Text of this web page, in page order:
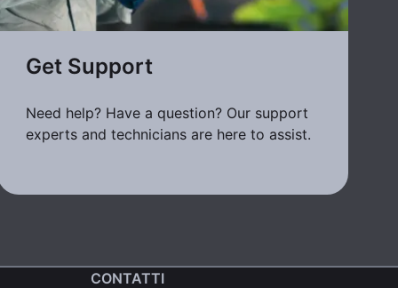
Get Support
Need help? Have a question? Our support
experts and technicians are here to assist.
CONTATTI